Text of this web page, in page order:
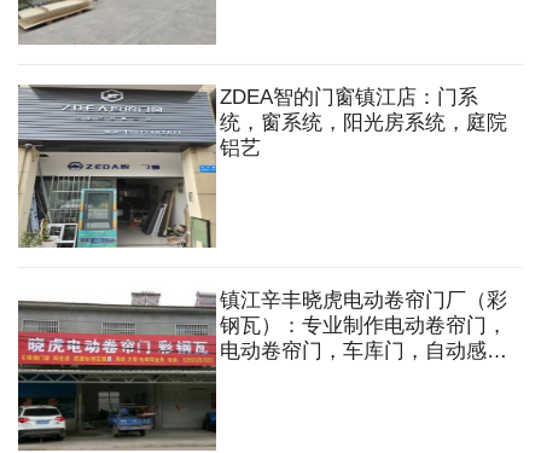
ZDEA智的门窗镇江店：门系
统，窗系统，阳光房系统，庭院
铝艺
镇江辛丰晓虎电动卷帘门厂（彩
钢瓦）：专业制作电动卷帘门，
电动卷帘门，车库门，自动感应